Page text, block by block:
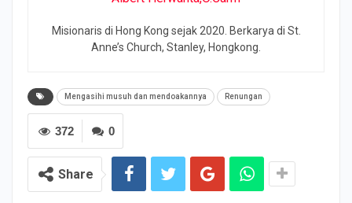
Misionaris di Hong Kong sejak 2020. Berkarya di St.
Anne’s Church, Stanley, Hongkong.
Mengasihi musuh dan mendoakannya Renungan
0
372
Share